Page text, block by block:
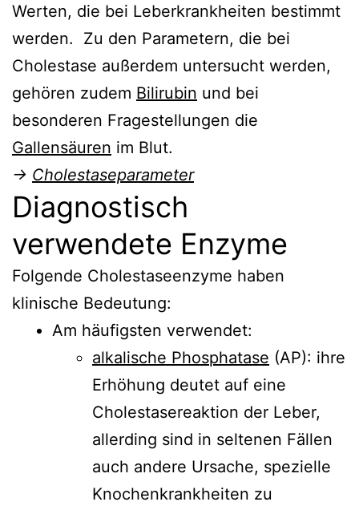
Werten, die bei Leberkrankheiten bestimmt
werden. Zu den Parametern, die bei
Cholestase außerdem untersucht werden,
gehören zudem Bilirubin und bei
besonderen Fragestellungen die
Gallensäuren im Blut.
→ Cholestaseparameter
Diagnostisch
verwendete Enzyme
Folgende Cholestaseenzyme haben
klinische Bedeutung:
Am häufigsten verwendet:
alkalische Phosphatase (AP): ihre
Erhöhung deutet auf eine
Cholestasereaktion der Leber,
allerding sind in seltenen Fällen
auch andere Ursache, spezielle
Knochenkrankheiten zu